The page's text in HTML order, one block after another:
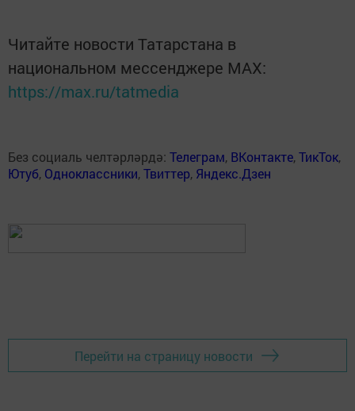
Читайте новости Татарстана в
национальном мессенджере MАХ:
https://max.ru/tatmedia
Без социаль челтәрләрдә: Телеграм, ВКонтакте,ТикТок,
Ютуб, Одноклассники,Твиттер, Яндекс.Дзен
Перейти на страницу новости